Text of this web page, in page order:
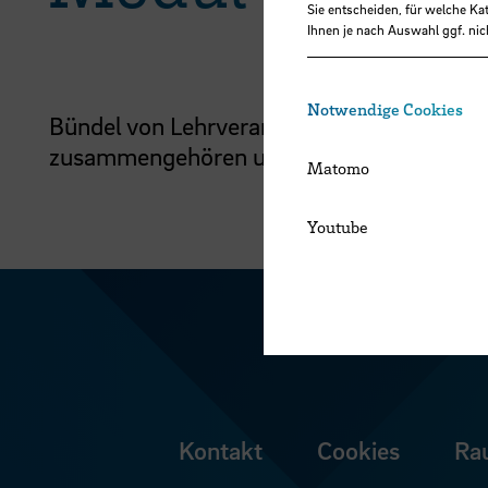
Bündel von Lehrveranstaltungen und
zusammengehören und zeitlich begrenzt
Kontakt Cookies
Sie entscheiden, für welche
Ihnen je nach Auswahl ggf.
Notwendige Cookies
Matomo
Youtube